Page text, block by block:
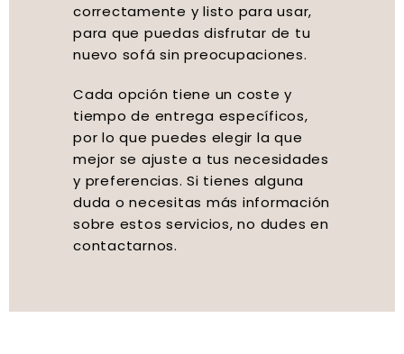
correctamente y listo para usar,
para que puedas disfrutar de tu
nuevo sofá sin preocupaciones.
Cada opción tiene un coste y
tiempo de entrega específicos,
por lo que puedes elegir la que
mejor se ajuste a tus necesidades
y preferencias. Si tienes alguna
duda o necesitas más información
sobre estos servicios, no dudes en
contactarnos.